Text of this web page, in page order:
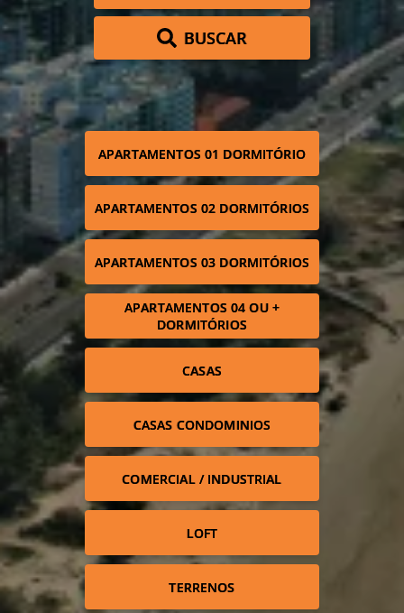
BUSCAR
APARTAMENTOS 01 DORMITÓRIO
APARTAMENTOS 02 DORMITÓRIOS
APARTAMENTOS 03 DORMITÓRIOS
APARTAMENTOS 04 OU +
DORMITÓRIOS
CASAS
CASAS CONDOMINIOS
COMERCIAL / INDUSTRIAL
LOFT
TERRENOS